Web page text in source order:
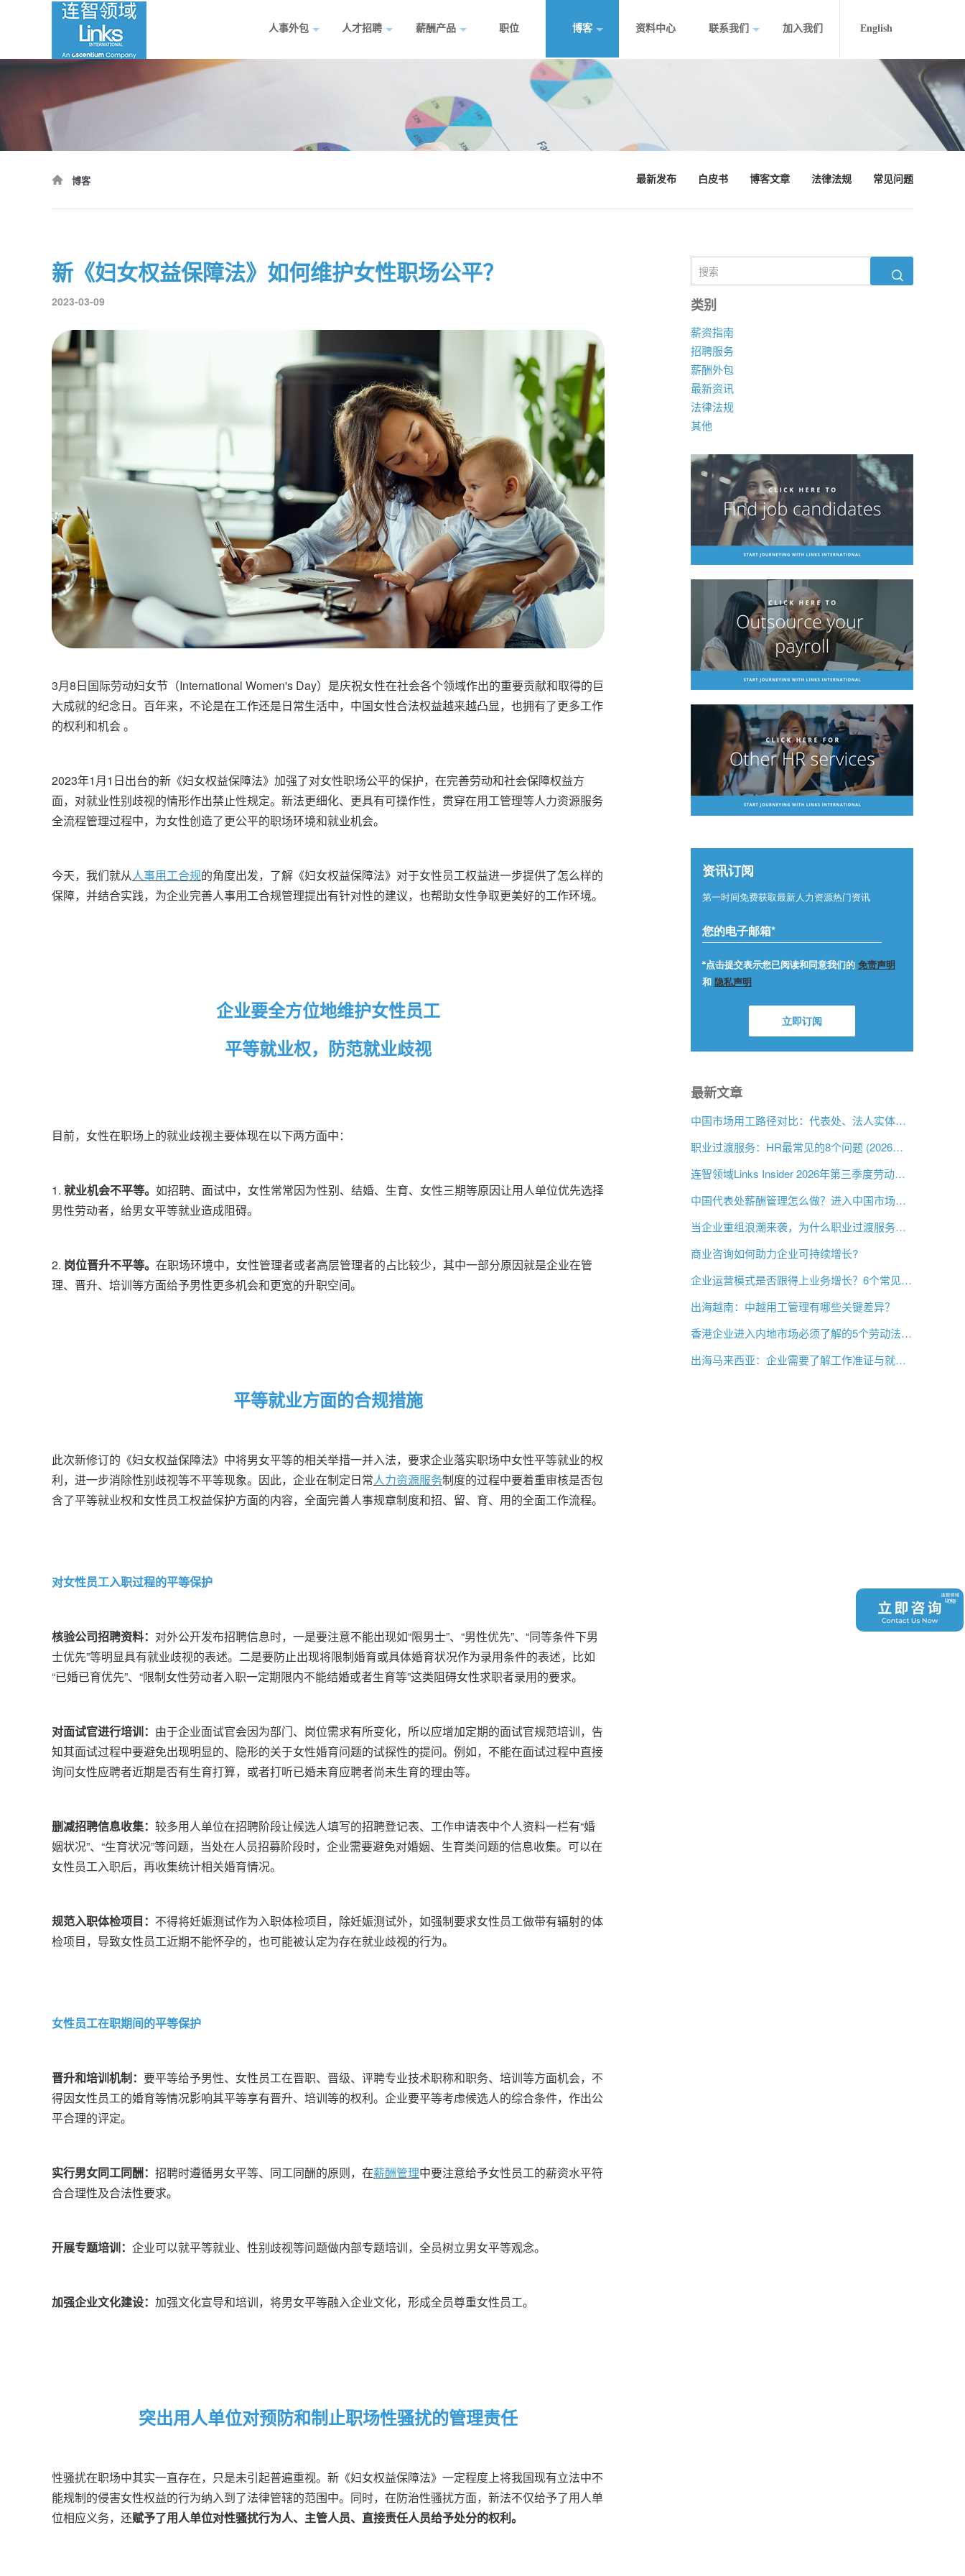
人事外包 人才招聘 薪酬产品 职位 博客 资料中心 联系我们 加入我们 English
博客 最新发布 白皮书 博客文章 法律法规 常见问题
新《妇女权益保障法》如何维护女性职场公平？
2023-03-09
3月8日国际劳动妇女节（International Women's Day）是庆祝女性在社会各个领域作出的重要贡献和取得的巨
大成就的纪念日。百年来，不论是在工作还是日常生活中，中国女性合法权益越来越凸显，也拥有了更多工作
的权利和机会。
2023年1月1日出台的新《妇女权益保障法》加强了对女性职场公平的保护，在完善劳动和社会保障权益方
面，对就业性别歧视的情形作出禁止性规定。新法更细化、更具有可操作性，贯穿在用工管理等人力资源服务
全流程管理过程中，为女性创造了更公平的职场环境和就业机会。
今天，我们就从人事用工合规的角度出发，了解《妇女权益保障法》对于女性员工权益进一步提供了怎么样的
保障，并结合实践，为企业完善人事用工合规管理提出有针对性的建议，也帮助女性争取更美好的工作环境。
企业要全方位地维护女性员工
平等就业权，防范就业歧视
目前，女性在职场上的就业歧视主要体现在以下两方面中：
1. 就业机会不平等。 如招聘、面试中，女性常常因为性别、结婚、生育、女性三期等原因让用人单位优先选择
男性劳动者，给男女平等就业造成阻碍。
2. 岗位晋升不平等。 在职场环境中，女性管理者或者高层管理者的占比较少，其中一部分原因就是企业在管
理、晋升、培训等方面给予男性更多机会和更宽的升职空间。
平等就业方面的合规措施
此次新修订的《妇女权益保障法》中将男女平等的相关举措一并入法，要求企业落实职场中女性平等就业的权
利，进一步消除性别歧视等不平等现象。因此，企业在制定日常人力资源服务制度的过程中要着重审核是否包
含了平等就业权和女性员工权益保护方面的内容，全面完善人事规章制度和招、留、育、用的全面工作流程。
对女性员工入职过程的平等保护
核验公司招聘资料： 对外公开发布招聘信息时，一是要注意不能出现如“限男士”、“男性优先”、“同等条件下男
士优先”等明显具有就业歧视的表述。二是要防止出现将限制婚育或具体婚育状况作为录用条件的表述，比如
“已婚已育优先”、“限制女性劳动者入职一定期限内不能结婚或者生育等”这类阻碍女性求职者录用的要求。
对面试官进行培训： 由于企业面试官会因为部门、岗位需求有所变化，所以应增加定期的面试官规范培训，告
知其面试过程中要避免出现明显的、隐形的关于女性婚育问题的试探性的提问。例如，不能在面试过程中直接
询问女性应聘者近期是否有生育打算，或者打听已婚未育应聘者尚未生育的理由等。
删减招聘信息收集： 较多用人单位在招聘阶段让候选人填写的招聘登记表、工作申请表中个人资料一栏有“婚
姻状况”、“生育状况”等问题，当处在人员招募阶段时，企业需要避免对婚姻、生育类问题的信息收集。可以在
女性员工入职后，再收集统计相关婚育情况。
规范入职体检项目： 不得将妊娠测试作为入职体检项目，除妊娠测试外，如强制要求女性员工做带有辐射的体
检项目，导致女性员工近期不能怀孕的，也可能被认定为存在就业歧视的行为。
女性员工在职期间的平等保护
晋升和培训机制： 要平等给予男性、女性员工在晋职、晋级、评聘专业技术职称和职务、培训等方面机会，不
得因女性员工的婚育等情况影响其平等享有晋升、培训等的权利。企业要平等考虑候选人的综合条件，作出公
平合理的评定。
实行男女同工同酬： 招聘时遵循男女平等、同工同酬的原则，在薪酬管理中要注意给予女性员工的薪资水平符
合合理性及合法性要求。
开展专题培训： 企业可以就平等就业、性别歧视等问题做内部专题培训，全员树立男女平等观念。
加强企业文化建设： 加强文化宣导和培训，将男女平等融入企业文化，形成全员尊重女性员工。
突出用人单位对预防和制止职场性骚扰的管理责任
性骚扰在职场中其实一直存在，只是未引起普遍重视。新《妇女权益保障法》一定程度上将我国现有立法中不
能规制的侵害女性权益的行为纳入到了法律管辖的范围中。同时，在防治性骚扰方面，新法不仅给予了用人单
位相应义务，还赋予了用人单位对性骚扰行为人、主管人员、直接责任人员给予处分的权利。
类别
薪资指南
招聘服务
薪酬外包
最新资讯
法律法规
其他
最新文章
中国市场用工路径对比：代表处、法人实体与 EOR，企业该如何选择？
职业过渡服务：HR最常见的8个问题 (2026年版)
连智领域Links Insider 2026年第三季度劳动法规更新
中国代表处薪酬管理怎么做？进入中国市场前的用工指南
当企业重组浪潮来袭，为什么职业过渡服务比以往更重要？
商业咨询如何助力企业可持续增长?
企业运营模式是否跟得上业务增长？6个常见信号
出海越南：中越用工管理有哪些关键差异？
香港企业进入内地市场必须了解的5个劳动法差异
出海马来西亚：企业需要了解工作准证与就业事项